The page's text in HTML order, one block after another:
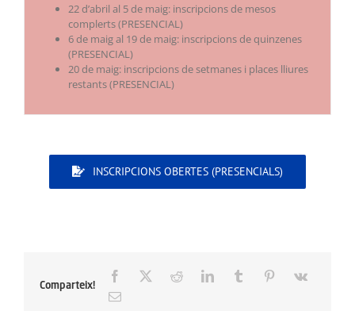
22 d’abril al 5 de maig: inscripcions de mesos
complerts (PRESENCIAL)
6 de maig al 19 de maig: inscripcions de quinzenes
(PRESENCIAL)
20 de maig: inscripcions de setmanes i places lliures
restants (PRESENCIAL)
INSCRIPCIONS OBERTES (PRESENCIALS)
Comparteix!